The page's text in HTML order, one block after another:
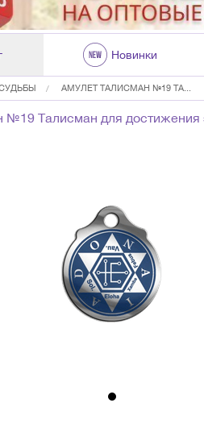
Новинки
АМУЛЕТ ТАЛИСМАН №19 ТА...
№19 Талисман для достижения